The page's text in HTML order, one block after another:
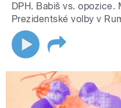
DPH. Babiš vs. opozice.
Prezidentské volby v